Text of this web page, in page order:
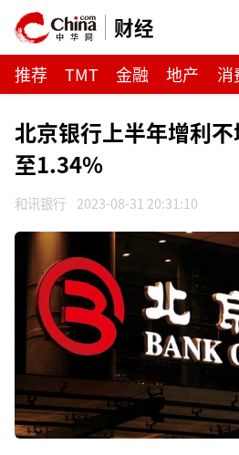
财经
推荐 TMT 金融 地产 消
北京银行上半年增利
至1.34%
和讯银行 2023-08-31 20:31:10